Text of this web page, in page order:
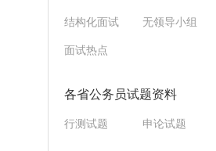
结构化面试 无领导小组
面试热点
各省公务员试题资料
行测试题 申论试题